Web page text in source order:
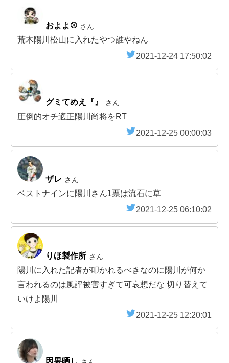
およよ⚾ さん
荒木陽川松山に入れたやつ誰やねん
2021-12-24 17:50:02
グミてめえ『』 さん
圧倒的オチ適正陽川尚将をRT
2021-12-25 00:00:03
ザレ さん
ベストナインに陽川さん1票は流石に草
2021-12-25 06:10:02
りほ製作所 さん
陽川に入れた記者が叩かれるべきなのに陽川が何か
言われるのは風評被害すぎて可哀想だな 切り替えて
いけよ陽川
2021-12-25 12:20:01
因果晒し